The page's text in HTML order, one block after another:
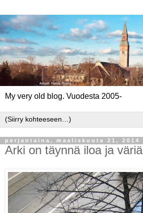
My very old blog. Vuodesta 2005-
perjantaina, maaliskuuta 21, 2014
Arki on täynnä iloa ja väriä